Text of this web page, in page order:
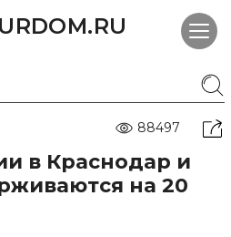
88497
в Краснодар и
на 20